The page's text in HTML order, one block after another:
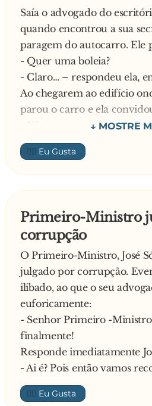
Saía o advogado do
quando encontrou a sua
paragem do autocarro. Ele
- Quer uma boleia?
- Claro… – respondeu ela,
Ao chegarem ao edifício
parou o carro e ela
- Não quer tomar um
outra coisa?
- Não, obrigado, tenho que
Respondeu o homem.
Insistiu mais uma vez a
pouquinho…
Ele aceitou e subiu. No
o seu whisky quando ela
em roupa interior e muito
poderia aguentar? Ele não!
s**... depois, ele acabou por
Por volta das 4 da
olhou para o relógio.
pouco e disse:
- Empreste-me um pedaço
Ela estranhou, mas nem
arranjou o giz. O advogado
👍🏼
Primeiro-Ministro
corrupção
O Primeiro-Ministro, José
julgado por corrupção.
ilibado, ao que o seu
euforicamente:
- Senhor Primeiro -
finalmente!
Responde imediatamente
- Ai é? Pois então vamos
👍🏼